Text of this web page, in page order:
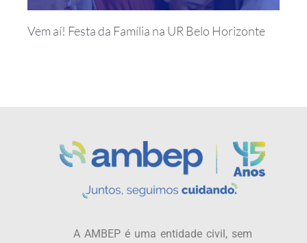
Vem aí! Festa da Família na UR Belo Horizonte
A AMBEP é uma entidade civil, sem